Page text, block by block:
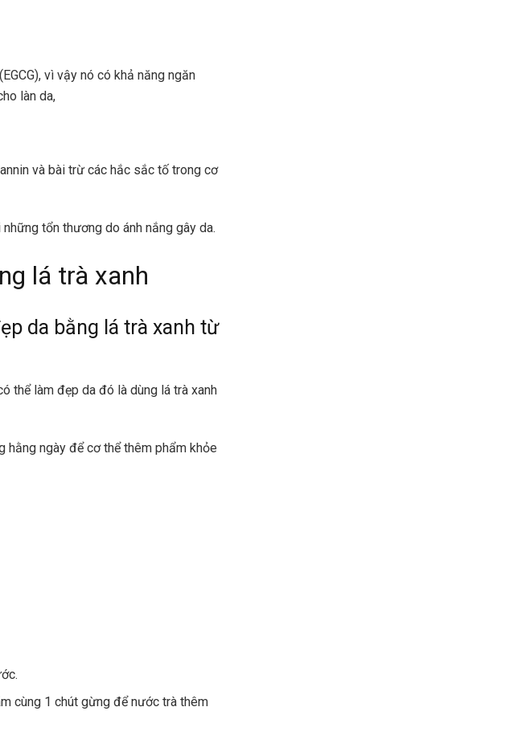
vì vậy nó có khả năng ngăn
làn da,
và bài trừ các hắc sắc tố trong cơ
tổn thương do ánh nắng gây da.
lá trà xanh
da bằng lá trà xanh từ
thể làm đẹp da đó là dùng lá trà xanh
hằng ngày để cơ thể thêm phẩm khỏe
cùng 1 chút gừng để nước trà thêm